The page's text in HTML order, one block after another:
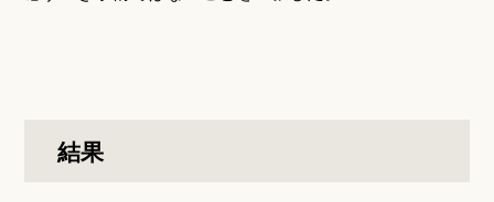
結果